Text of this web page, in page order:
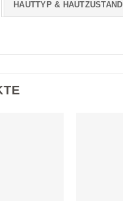
HAUTTYP & HAUTZUSTAND